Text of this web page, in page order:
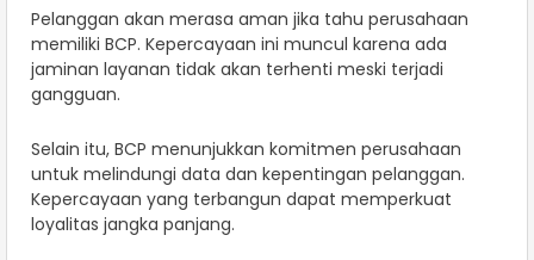
Pelanggan akan merasa aman jika tahu perusahaan
memiliki BCP. Kepercayaan ini muncul karena ada
jaminan layanan tidak akan terhenti meski terjadi
gangguan.
Selain itu, BCP menunjukkan komitmen perusahaan
untuk melindungi data dan kepentingan pelanggan.
Kepercayaan yang terbangun dapat memperkuat
loyalitas jangka panjang.